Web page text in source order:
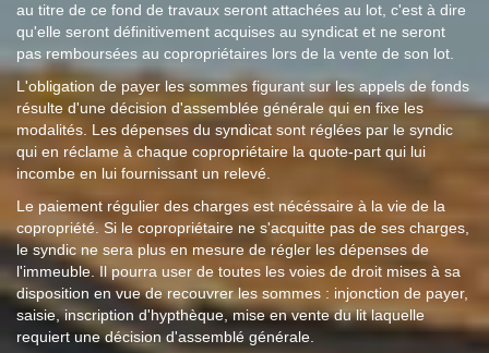
au titre de ce fond de travaux seront attachées au lot, c'est à dire
qu'elle seront définitivement acquises au syndicat et ne seront
pas remboursées au copropriétaires lors de la vente de son lot.
L'obligation de payer les sommes figurant sur les appels de fonds
résulte d'une décision d'assemblée générale qui en fixe les
modalités. Les dépenses du syndicat sont réglées par le syndic
qui en réclame à chaque copropriétaire la quote-part qui lui
incombe en lui fournissant un relevé.
Le paiement régulier des charges est nécéssaire à la vie de la
copropriété. Si le copropriétaire ne s'acquitte pas de ses charges,
le syndic ne sera plus en mesure de régler les dépenses de
l'immeuble. Il pourra user de toutes les voies de droit mises à sa
disposition en vue de recouvrer les sommes : injonction de payer,
saisie, inscription d'hypthèque, mise en vente du lit laquelle
requiert une décision d'assemblé générale.